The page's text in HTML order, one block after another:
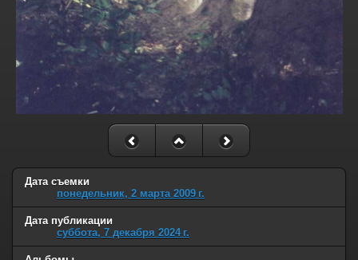
Дата съемки
понедельник, 2 марта 2009 г.
Дата публикации
суббота, 7 декабря 2024 г.